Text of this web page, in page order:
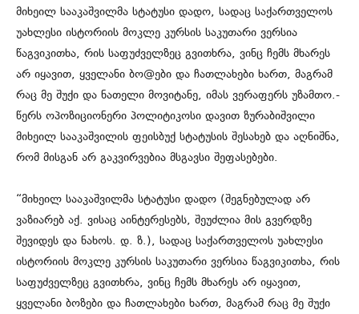
მიხეილ სააკაშვილმა სტატუსი დადო, სადაც საქართველოს
უახლესი ისტორიის მოკლე კურსის საკუთარი ვერსია
წაგვიკითხა, რის საფუძველზეც გვითხრა, ვინც ჩემს მხარეს
არ იყავით, ყველანი ბო@ები და ჩათლახები ხართ, მაგრამ
რაც მე შუქი და ნათელი მოვიტანე, იმას ვერაფერს უზამთო.-
წერს ოპოზიციონერი პოლიტიკოსი დავით ზურაბიშვილი
მიხეილ სააკაშვილის ფეისბუქ სტატუსის შესახებ და აღნიშნა,
რომ მისგან არ გაკვირვებია მსგავსი შეფასებები.
“მიხეილ სააკაშვილმა სტატუსი დადო (შეგნებულად არ
ვაზიარებ აქ. ვისაც აინტერესებს, შეუძლია მის გვერდზე
შევიდეს და ნახოს. დ. ზ.), სადაც საქართველოს უახლესი
ისტორიის მოკლე კურსის საკუთარი ვერსია წაგვიკითხა, რის
საფუძველზეც გვითხრა, ვინც ჩემს მხარეს არ იყავით,
ყველანი ბოზები და ჩათლახები ხართ, მაგრამ რაც მე შუქი